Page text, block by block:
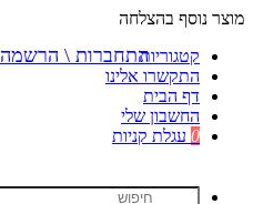
מוצר נוסף בהצלחה
קטגוריות
התקשרו אלינו
דף הבית
החשבון שלי
0 עגלת קניות
התחברות \ הרשמה